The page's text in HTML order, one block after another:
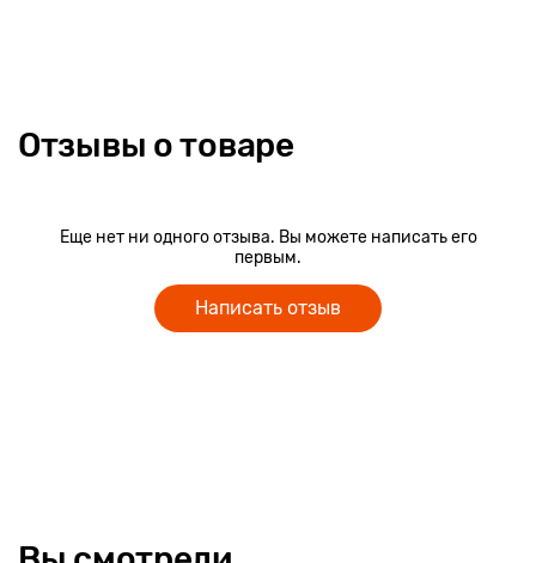
Отзывы о товаре
Еще нет ни одного отзыва. Вы можете написать его
первым.
Написать отзыв